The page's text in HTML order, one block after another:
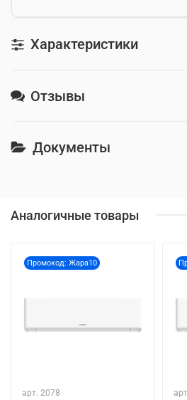
Характеристики
Отзывы
Документы
Аналогичные товары
Промокод: Жара10
арт. 2078